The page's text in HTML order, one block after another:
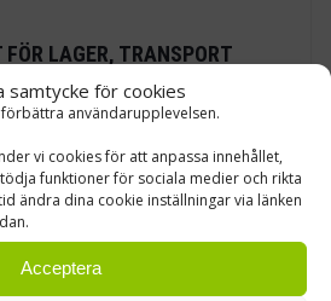
samtycke för cookies
användarupplevelsen.
vi cookies för att anpassa innehållet,
funktioner för sociala medier och rikta
ändra dina cookie inställningar via länken
Acceptera
LAGER, TRANSPORT
finns i två utföranden.
är lämplig när lasten främst
vid transport eller i flöden
pallställ är låg. Den
vikt, särskilt i pallställ